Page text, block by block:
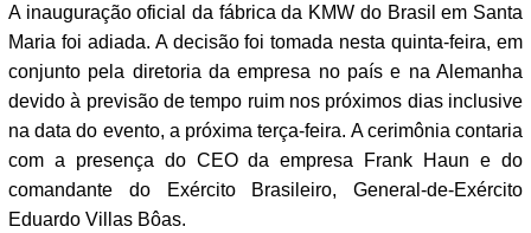
A inauguração oficial da fábrica da KMW do Brasil em Santa
Maria foi adiada. A decisão foi tomada nesta quinta-feira, em
conjunto pela diretoria da empresa no país e na Alemanha
devido à previsão de tempo ruim nos próximos dias inclusive
na data do evento, a próxima terça-feira. A cerimônia contaria
com a presença do CEO da empresa Frank Haun e do
comandante do Exército Brasileiro, General-de-Exército
Eduardo Villas Bôas.